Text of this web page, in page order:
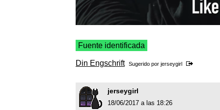
Fuente identificada
Din Engschrift Sugerido por jerseygirl
jerseygirl
18/06/2017 a las 18:26